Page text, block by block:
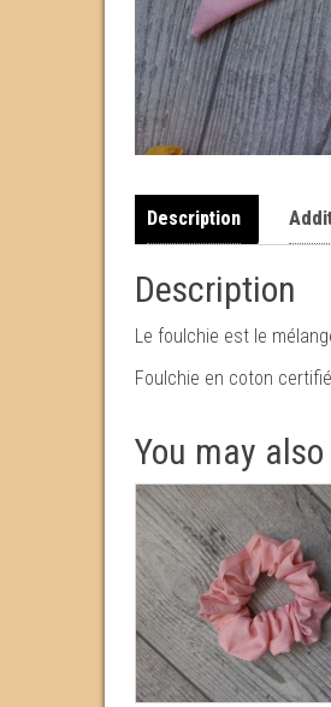
Description
Description
Le foulchie est le
Foulchie en coton certifié
You may